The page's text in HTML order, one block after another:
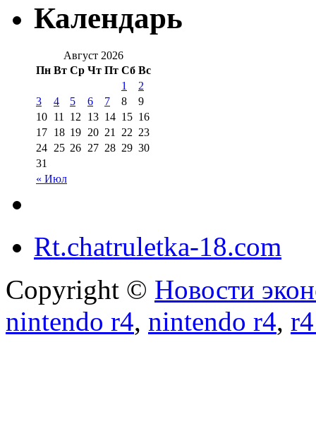
Календарь
Август 2026
Пн Вт Ср Чт Пт Сб Вс
« Июл
1
2
3
4 5 6 7 8
9
10 11 12 13 14 15 16
17 18 19 20 21 22 23
24 25 26 27 28 29 30
31
Rt.chatruletka-18.com
Copyright © Новости
nintendo r4, nintendo r4,